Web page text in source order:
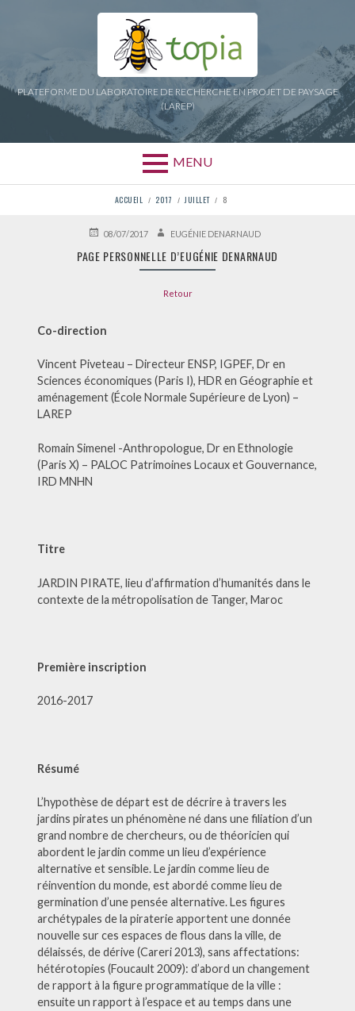
PLATEFORME DU LABORATOIRE DE RECHERCHE EN PROJET DE PAYSAGE
(LAREP)
MENU
D'ARIANE
ACCUEIL 2017 JUILLET 8
PUBLIÉ08/07/2017 AUTEUREUGÉNIE DENARNAUD
PAGE PERSONNELLE D’EUGÉNIE DENARNAUD
Retour
Co-direction
Vincent Piveteau – Directeur ENSP, IGPEF, Dr en
Sciences économiques (Paris I), HDR en Géographie et
aménagement (École Normale Supérieure de Lyon) –
LAREP
Romain Simenel -Anthropologue, Dr en Ethnologie
(Paris X) – PALOC Patrimoines Locaux et Gouvernance,
IRD MNHN
Titre
JARDIN PIRATE, lieu d’affirmation d’humanités dans le
contexte de la métropolisation de Tanger, Maroc
Première inscription
2016-2017
Résumé
L’hypothèse de départ est de décrire à travers les
jardins pirates un phénomène né dans une filiation d’un
grand nombre de chercheurs, ou de théoricien qui
abordent le jardin comme un lieu d’expérience
alternative et sensible. Le jardin comme lieu de
réinvention du monde, est abordé comme lieu de
germination d’une pensée alternative. Les figures
archétypales de la piraterie apportent une donnée
nouvelle sur ces espaces de flous dans la ville, de
délaissés, de dérive (Careri 2013), sans affectations:
hétérotopies (Foucault 2009): d’abord un changement
de rapport à la figure programmatique de la ville :
ensuite un rapport à l’espace et au temps dans une